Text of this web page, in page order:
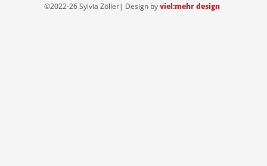
©2022-26 Sylvia Zöller| Design byviel:mehr design